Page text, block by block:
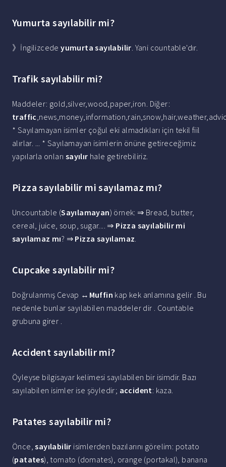
Yumurta sayılabilir mi?
》İngilizcedeyumurta sayılabilir. Yani countable'dır.
Trafik sayılabilir mi?
Maddeler: gold,silver,wood,paper,iron. Diğer:
traffic
* Sayılamayan isimler çoğul eki almadıkları için tekil fiil
alırlar. ... * Sayılamayan isimlerin önüne getireceğimiz
yapılarla onları sayılır hale getirebiliriz.
Pizza sayılabilir mi sayılamaz mı?
Uncountable (Sayılamayan) örnek: ⇒ Bread, butter,
cereal, juice, soup, sugar.... ⇒ Pizza sayılabilir mi
sayılamaz mı? ⇒ Pizza sayılamaz.
Cupcake sayılabilir mi?
Doğrulanmış Cevap ↔ Muffin kap kek anlamına gelir . Bu
nedenle bunlar sayılabilen maddeler dir . Countable
grubuna girer .
Accident sayılabilir mi?
Öyleyse bilgisayar kelimesi sayılabilen bir isimdir. Bazı
sayılabilen isimler ise şöyledir; accident: kaza.
Patates sayılabilir mi?
Önce,sayılabilir isimlerden bazılarını görelim: potato
(patates), tomato (domates), orange (portakal), banana